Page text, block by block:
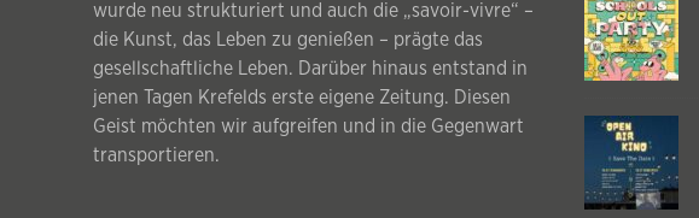
wurde neu strukturiert und auch die „savoir-vivre“ –
die Kunst, das Leben zu genießen – prägte das
gesellschaftliche Leben. Darüber hinaus entstand in
jenen Tagen Krefelds erste eigene Zeitung. Diesen
Geist möchten wir aufgreifen und in die Gegenwart
transportieren.